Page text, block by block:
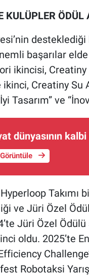
KULÜPLER ÖDÜL
başarılar
ikincisi, Creatiny
Creatiny Su
Tasarım” ve
dünyasının
Takımı
ve Jüri Özel
Jüri Özel
oldu. 2025’te
Robotaksi